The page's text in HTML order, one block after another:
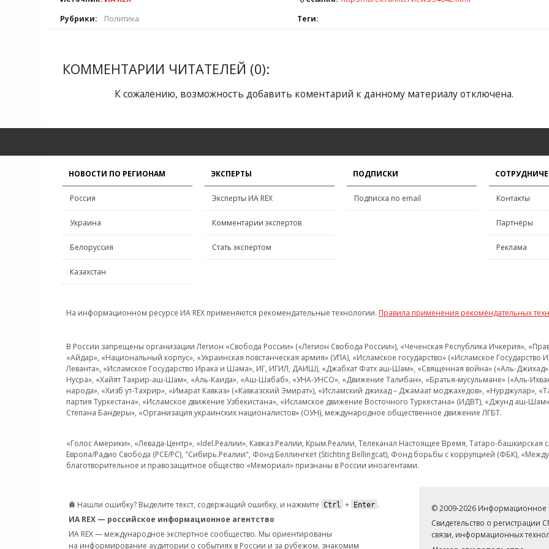
Рубрики:
Политика Теги:
КОММЕНТАРИИ ЧИТАТЕЛЕЙ (0):
К сожалению, возможность добавить коментарий к данному материалу отключена.
НОВОСТИ ПО РЕГИОНАМ
Россия
Украина
Белоруссия
Казахстан
ЭКСПЕРТЫ
Эксперты ИА REX
Комментарии экспертов
Стать экспертом
ПОДПИСКИ
Подписка по email Контакты
Партнёры
Реклама
На информационном ресурсе ИА REX применяются рекомендательные технологии. Правила применения рекомендательных
В России запрещены организации Легион «Свобода России» («Легион Свобода России»), «Чеченская Республика Ичкерия»,
«Айдар», «Национальный корпус», «Украинская повстанческая армия» (УПА), «Исламское государство» («Исламское
Леванта», «Исламское Государство Ирака и Шама», ИГ, ИГИЛ, ДАИШ), «Джабхат Фатх аш-Шам», «Священная война» («Аль-Джихад»
Нусра», «Хайят Тахрир-аш-Шам», «Аль-Каида», «Аш-Шабаб», «УНА-УНСО», «Движение Талибан», «Братья-мусульмане» («Аль-
народа», «Хизб ут-Тахрир», «Имарат Кавказ» («Кавказский Эмират»), «Исламский джихад – Джамаат моджахедов», «Нурджулар»,
партия Туркестана», «Исламское движение Узбекистана», «Исламское движение Восточного Туркестана» (ИДВТ), «Джунд аш-
Степана Бандеры», «Организация украинских националистов» (ОУН), международное общественное движение ЛГБТ.
«Голос Америки», «Левада-Центр», «Idel.Реалии», Кавказ.Реалии, Крым.Реалии, Телеканал Настоящее Время, Татаро-
Европа/Радио Свобода (PCE/PC), "Сибирь.Реалии", Фонд Беллингкет (Stichting Bellingcat), Фонд борьбы с коррупцией (ФБК),
благотворительное и правозащитное общество «Мемориал» признаны в России иноагентами.
Нашли ошибку? Выделите текст, содержащий ошибку, и нажмите Ctrl + Enter .
ИА REX — российское информационное агентство
ИА REX — международное экспертное сообщество. Мы ориентированы
на информирование аудитории о событиях в России и за рубежом, знакомим
© 2009-2026 Информационное
Свидетельство о
связи, информационных